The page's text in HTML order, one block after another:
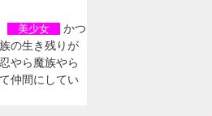
美少女
かつ
の生き残りが
やら魔族やら
仲間にしてい